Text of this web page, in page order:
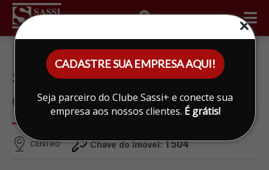
CADASTRE SUA EMPRESA AQUI!
Seja parceiro do Clube Sassi+ e conecte sua
empresa aos nossos clientes. É grátis!
ÁREA DO CLIENTE
SALA PARA ALUGAR EM
CENTRO, LIMEIRA
CENTRO Chave do Imóvel:1504